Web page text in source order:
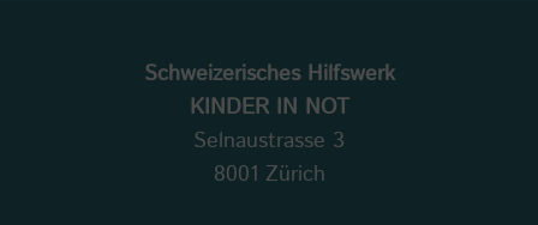
Schweizerisches Hilfswerk
KINDER IN NOT
Selnaustrasse 3
8001 Zürich